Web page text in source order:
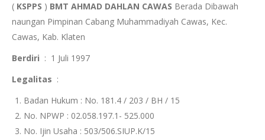
( KSPPS ) BMT AHMAD DAHLAN CAWAS Berada Dibawah
naungan Pimpinan Cabang Muhammadiyah Cawas, Kec.
Cawas, Kab. Klaten
Berdiri : 1 Juli 1997
Legalitas :
Badan Hukum : No. 181.4 / 203 / BH / 15
No. NPWP : 02.058.197.1- 525.000
No. Ijin Usaha : 503/506.SIUP.K/15